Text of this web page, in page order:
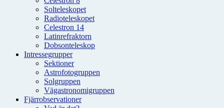
Solteleskopet
Radioteleskopet
Celestron 14
Latinrefraktorn
Dobsonteleskop
Intressegrupper
Sektioner
Astrofotogruppen
Solgruppen
Vägastronomigruppen
Fjärrobservationer